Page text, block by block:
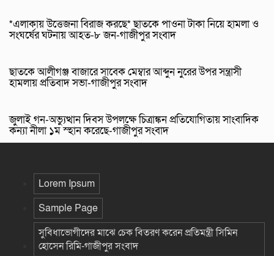
*এলাকায় উত্তেজনা বিরাজ করছে* ছাতকে পাওনা টাকা নিয়ে হামলা ও
সংঘর্ষের ঘটনায় আহত-৮ জন-গাজীপুর সংবাদ
ছাতকে আলীগঞ্জ বাজারে সাবেক মেম্বার আব্দুন নুরের উপর সন্ত্রাসী
হামলায় প্রতিবাদ সভা-গাজীপুর সংবাদ
জুলাই গন-অভ্যুত্থান দিবস উপলক্ষে চিত্রাঙ্কন প্রতিযোগিতায় সাংবাদিক
কন্যা নীলা ১ম স্হান করেছে-গাজীপুর সংবাদ
Lorem Ipsum
Sample Page
সুবিধাভোগীদের মাঝে চেক বিতরণ করেন প্রতিমন্ত্রী সিমিন
হোসেন রিমি-গাজীপুর সংবাদ